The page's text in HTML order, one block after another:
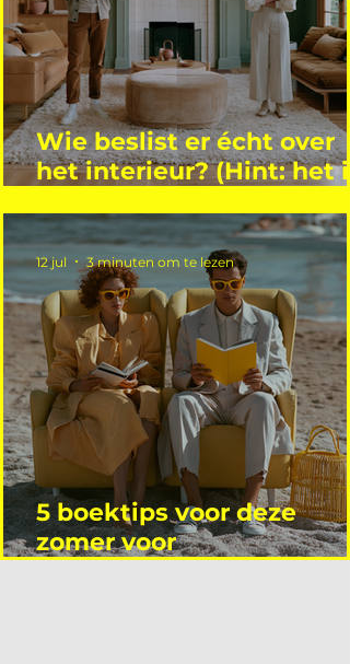
Wie beslist er écht over
het interieur? (Hint: het is
5 boektips voor deze
zomer voor
12 jul 3 minuten om te lezen